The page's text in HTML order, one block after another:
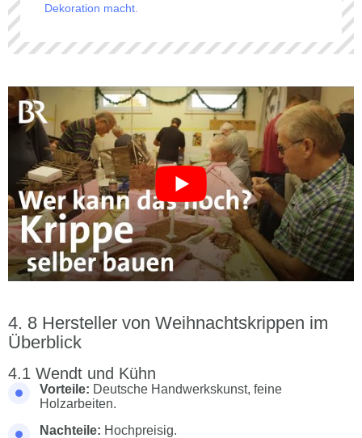
Dekoration macht.
8 Hersteller von Weihnachtskrippen im
Überblick
Wendt und Kühn
Vorteile: Deutsche Handwerkskunst, feine
Holzarbeiten.
Nachteile: Hochpreisig.